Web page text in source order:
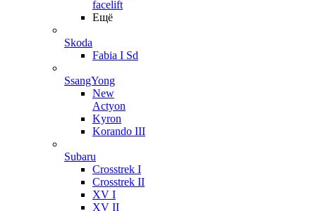
facelift
Ещё
Skoda
Fabia I Sd
SsangYong
New
Actyon
Kyron
Korando III
Subaru
Crosstrek I
Crosstrek II
XV I
XV II